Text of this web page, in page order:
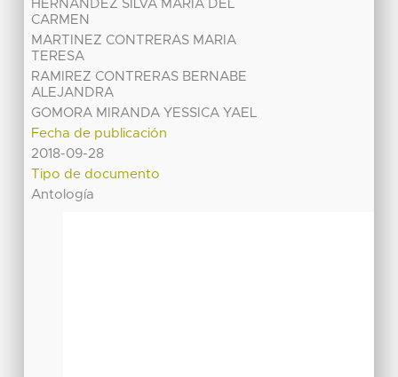
HERNANDEZ SILVA MARIA DEL
CARMEN
MARTINEZ CONTRERAS MARIA
TERESA
RAMIREZ CONTRERAS BERNABE
ALEJANDRA
GOMORA MIRANDA YESSICA YAEL
Fecha de publicación
2018-09-28
Tipo de documento
Antología